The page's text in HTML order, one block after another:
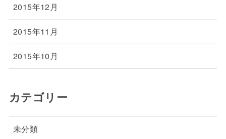
2015年12月
2015年11月
2015年10月
カテゴリー
未分類